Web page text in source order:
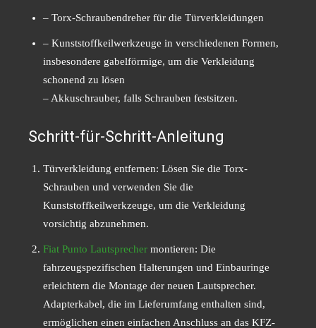
– Torx-Schraubendreher für die Türverkleidungen
– Kunststoffkeilwerkzeuge in verschiedenen Formen,
insbesondere gabelförmige, um die Verkleidung
schonend zu lösen
– Akkuschrauber, falls Schrauben festsitzen.
Schritt-für-Schritt-Anleitung
Türverkleidung entfernen: Lösen Sie die Torx-
Schrauben und verwenden Sie die
Kunststoffkeilwerkzeuge, um die Verkleidung
vorsichtig abzunehmen.
Fiat Punto Lautsprecher montieren: Die
fahrzeugspezifischen Halterungen und Einbauringe
erleichtern die Montage der neuen Lautsprecher.
Adapterkabel, die im Lieferumfang enthalten sind,
ermöglichen einen einfachen Anschluss an das KFZ-